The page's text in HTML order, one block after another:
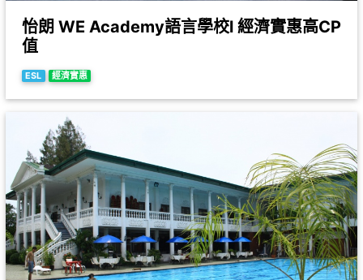
怡朗 WE Academy語言學校l 經濟實惠高CP
值
ESL 經濟實惠